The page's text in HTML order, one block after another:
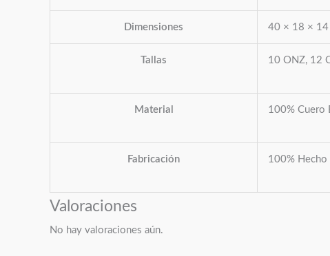
Dimensiones 40 × 18 × 14
Tallas 10 ONZ, 12
Material 100% Cuero
Fabricación 100% Hecho
Valoraciones
No hay valoraciones aún.